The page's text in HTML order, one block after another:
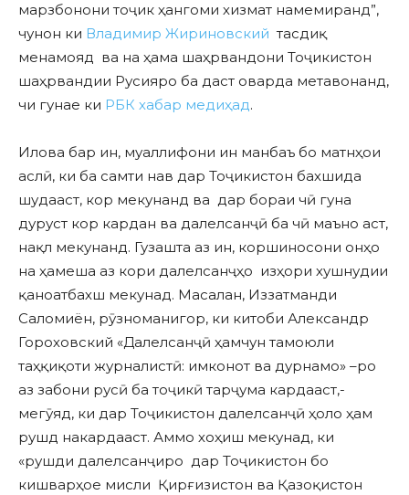
марзбонони тоҷик ҳангоми хизмат намемиранд”,
чунон ки Владимир Жириновский тасдиқ
менамояд ва на ҳама шаҳрвандони Тоҷикистон
шаҳрвандии Русияро ба даст оварда метавонанд,
чи гунае ки РБК хабар медиҳад.
Илова бар ин, муаллифони ин манбаъ бо матнҳои
аслӣ, ки ба самти нав дар Тоҷикистон бахшида
шудааст, кор мекунанд ва дар бораи чӣ гуна
дуруст кор кардан ва далелсанҷӣ ба чӣ маъно аст,
нақл мекунанд. Гузашта аз ин, коршиносони онҳо
на ҳамеша аз кори далелсанҷҳо изҳори хушнудии
қаноатбахш мекунад. Масалан, Иззатманди
Саломиён, рӯзноманигор, ки китоби Александр
Гороховский «Далелсанҷӣ ҳамчун тамоюли
таҳқиқоти журналистӣ: имконот ва дурнамо» –ро
аз забони русӣ ба тоҷикӣ тарҷума кардааст,-
мегӯяд, ки дар Тоҷикистон далелсанҷӣ ҳоло ҳам
рушд накардааст. Аммо хоҳиш мекунад, ки
«рушди далелсанҷиро дар Тоҷикистон бо
кишварҳое мисли Қирғизистон ва Қазоқистон